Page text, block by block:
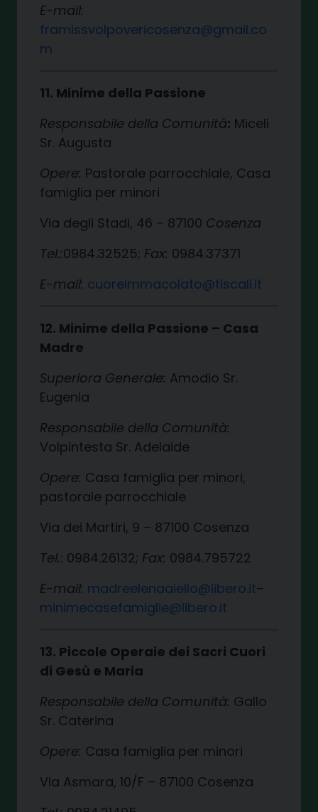
E-mail:
framissvolpovericosenza@gmail.co
m
11. Minime della Passione
Responsabile della Comunità: Miceli
Sr. Augusta
Opere: Pastorale parrocchiale, Casa
famiglia per minori
Via degli Stadi, 46 – 87100 Cosenza
Tel.:0984.32525; Fax: 0984.37371
E-mail: cuoreimmacolato@tiscali.it
12. Minime della Passione – Casa
Madre
Superiora Generale: Amodio Sr.
Eugenia
Responsabile della Comunità:
Volpintesta Sr. Adelaide
Opere: Casa famiglia per minori,
pastorale parrocchiale
Via dei Martiri, 9 – 87100 Cosenza
Tel.: 0984.26132; Fax: 0984.795722
E-mail: madreelenaaiello@libero.it–
minimecasefamiglie@libero.it
13. Piccole Operaie dei Sacri Cuori
di Gesù e Maria
Responsabile della Comunità: Gallo
Sr. Caterina
Opere: Casa famiglia per minori
Via Asmara, 10/F – 87100 Cosenza